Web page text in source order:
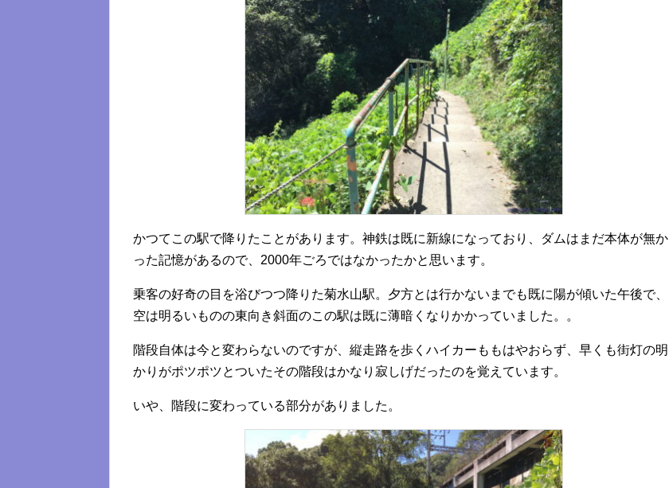
かつてこの駅で降りたことがあります。神鉄は既に新線になっており、ダムはまだ本体が無か
った記憶があるので、2000年ごろではなかったかと思います。
乗客の好奇の目を浴びつつ降りた菊水山駅。夕方とは行かないまでも既に陽が傾いた午後で、
空は明るいものの東向き斜面のこの駅は既に薄暗くなりかかっていました。。
階段自体は今と変わらないのですが、縦走路を歩くハイカーももはやおらず、早くも街灯の明
かりがポツポツとついたその階段はかなり寂しげだったのを覚えています。
いや、階段に変わっている部分がありました。